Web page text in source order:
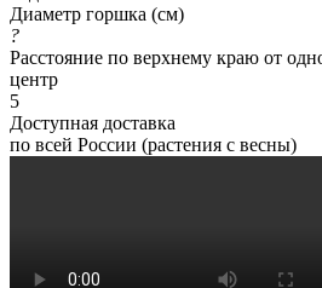
Диаметр горшка (см)
?
Расстояние по верхнему краю от
центр
5
Доступная доставка
по всей России (растения с весны)